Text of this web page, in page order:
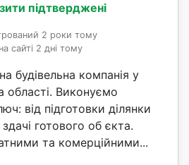
підтверджені
2 роки тому
сайті 2 дні тому
будівельна компанія у
Виконуємо
від підготовки ділянки
готового об єкта.
та комерційними...